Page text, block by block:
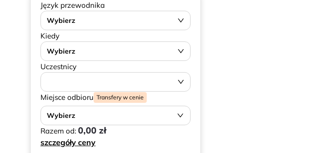
Język przewodnika
Wybierz
Kiedy
Wybierz
Uczestnicy
Miejsce odbioru Transfery w cenie
Wybierz
Razem od: 0,00 zł
szczegóły ceny